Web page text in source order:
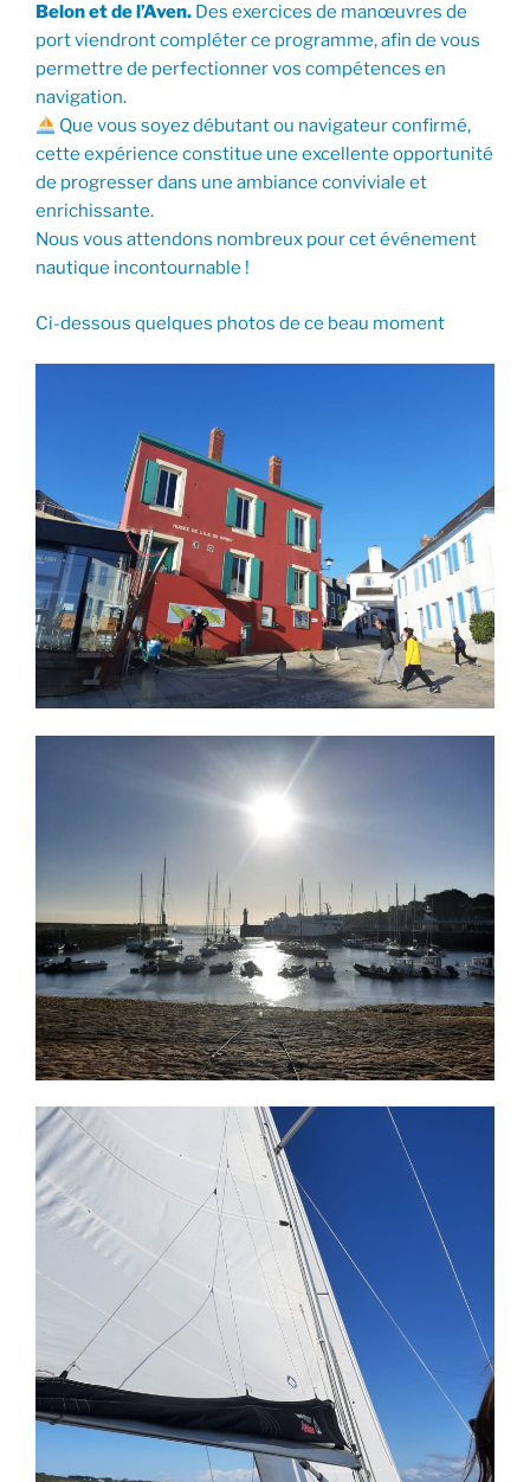
Belon et de l’Aven. Des exercices de manœuvres de
port viendront compléter ce programme, afin de vous
permettre de perfectionner vos compétences en
navigation.
Que vous soyez débutant ou navigateur confirmé,
cette expérience constitue une excellente opportunité
de progresser dans une ambiance conviviale et
enrichissante.
Nous vous attendons nombreux pour cet événement
nautique incontournable !
Ci-dessous quelques photos de ce beau moment